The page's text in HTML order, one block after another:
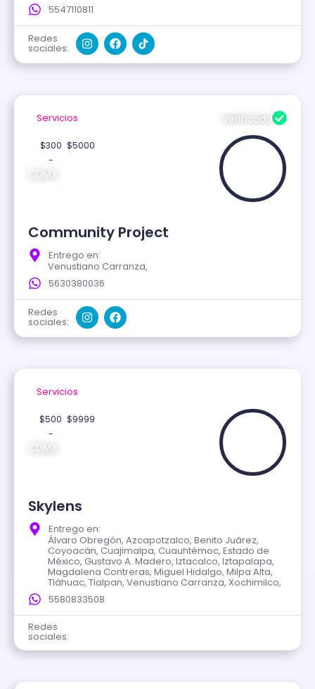
5547110811
Redes
sociales:
Servicios
$300
-
$5000
CDMX
Verificado
Community Project
Entrego en:
Venustiano Carranza,
5630380036
Redes
sociales:
Servicios
$500
-
$9999
CDMX
Skylens
Entrego en:
Álvaro Obregón, Azcapotzalco, Benito Juárez,
Coyoacán, Cuajimalpa, Cuauhtémoc, Estado de
México, Gustavo A. Madero, Iztacalco, Iztapalapa,
Magdalena Contreras, Miguel Hidalgo, Milpa Alta,
Tláhuac, Tlalpan, Venustiano Carranza, Xochimilco,
5580833508
Redes
sociales: